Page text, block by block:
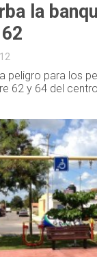
la
peligro para los
62 y 64 del